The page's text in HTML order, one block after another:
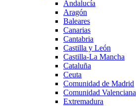
Andalucía
Aragón
Baleares
Canarias
Cantabria
Castilla y León
Castilla-La Mancha
Cataluña
Ceuta
Comunidad de Madrid
Comunidad Valenciana
Extremadura